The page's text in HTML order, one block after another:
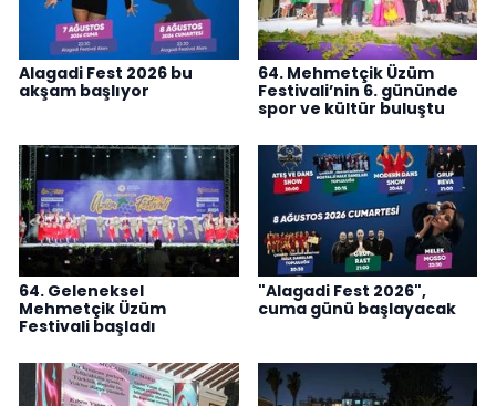
Alagadi Fest 2026 bu
akşam başlıyor
64. Mehmetçik Üzüm
Festivali’nin 6. gününde
spor ve kültür buluştu
64. Geleneksel
Mehmetçik Üzüm
Festivali başladı
"Alagadi Fest 2026",
cuma günü başlayacak